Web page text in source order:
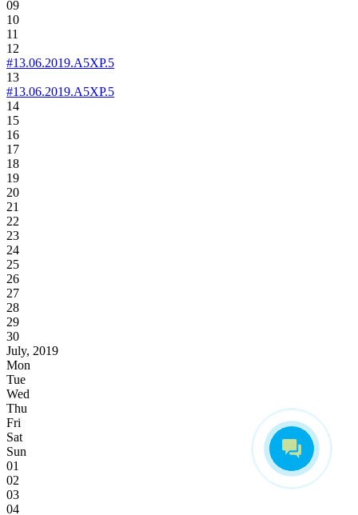
09
10
11
12
#13.06.2019.A5XP.5
13
#13.06.2019.A5XP.5
14
15
16
17
18
19
20
21
22
23
24
25
26
27
28
29
30
July, 2019
Mon
Tue
Wed
Thu
Fri
Sat
Sun
01
02
03
04